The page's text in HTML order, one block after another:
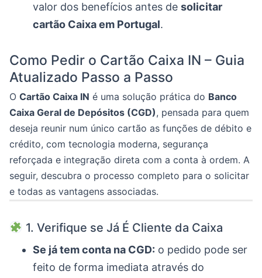
valor dos benefícios antes de solicitar
cartão Caixa em Portugal.
Como Pedir o Cartão Caixa IN – Guia
Atualizado Passo a Passo
O Cartão Caixa IN é uma solução prática do Banco
Caixa Geral de Depósitos (CGD), pensada para quem
deseja reunir num único cartão as funções de débito e
crédito, com tecnologia moderna, segurança
reforçada e integração direta com a conta à ordem. A
seguir, descubra o processo completo para o solicitar
e todas as vantagens associadas.
1. Verifique se Já É Cliente da Caixa
Se já tem conta na CGD: o pedido pode ser
feito de forma imediata através do